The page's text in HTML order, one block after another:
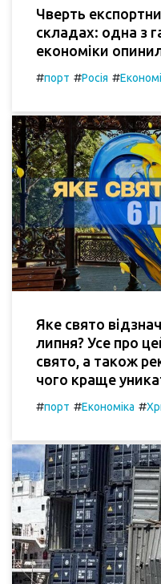
Чверть
складах: одна з
економіки
#порт #Росія #
Яке свято
липня? Усе про
свято, а також
чого краще
#порт #Економіка #